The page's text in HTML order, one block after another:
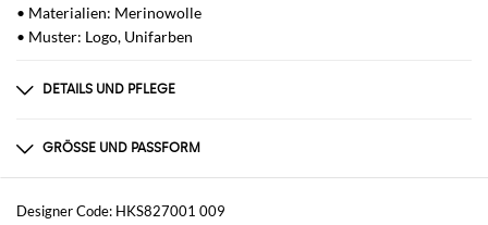
• Materialien: Merinowolle
• Muster: Logo, Unifarben
DETAILS UND PFLEGE
Exterior: 100% Merino wool
GRÖSSE UND PASSFORM
Größen
nicht verfügbar
Designer Code: HKS827001 009